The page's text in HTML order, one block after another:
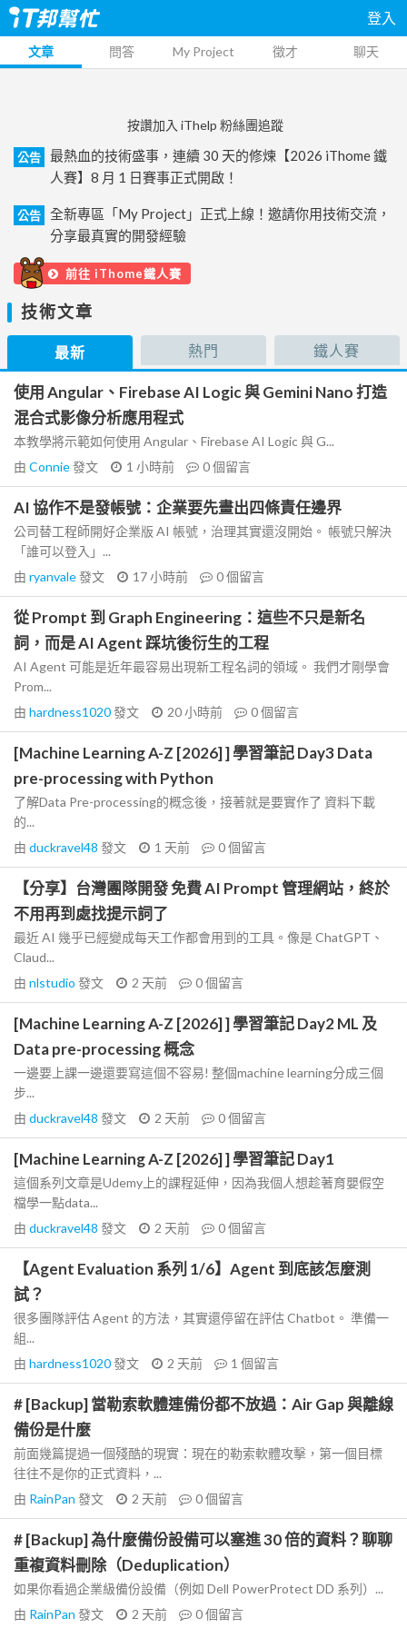
登入
文章 問答 My Project 徵才 聊天
按讚加入 iThelp 粉絲團追蹤
公告
最熱血的技術盛事，連續 30 天的修煉【2026 iThome 鐵
人賽】8 月 1 日賽事正式開啟！
公告
全新專區「My Project」正式上線！邀請你用技術交流，
分享最真實的開發經驗
前往 iThome鐵人賽
技術文章
最新 熱門 鐵人賽
使用 Angular、Firebase AI Logic 與 Gemini Nano 打造
混合式影像分析應用程式
本教學將示範如何使用 Angular、Firebase AI Logic 與 G...
由 Connie發文 1 小時前 0個留言
AI 協作不是發帳號：企業要先畫出四條責任邊界
公司替工程師開好企業版 AI 帳號，治理其實還沒開始。 帳號只解決
「誰可以登入」...
由 ryanvale發文 17 小時前 0個留言
從 Prompt 到 Graph Engineering：這些不只是新名
詞，而是 AI Agent 踩坑後衍生的工程
AI Agent 可能是近年最容易出現新工程名詞的領域。 我們才剛學會
Prom...
由 hardness1020發文 20 小時前 0個留言
[Machine Learning A-Z [2026] ] 學習筆記 Day3 Data
pre-processing with Python
了解Data Pre-processing的概念後，接著就是要實作了 資料下載
的...
由 duckravel48 發文 1 天前 0個留言
【分享】台灣團隊開發 免費 AI Prompt 管理網站，終於
不用再到處找提示詞了
最近 AI 幾乎已經變成每天工作都會用到的工具。像是 ChatGPT、
Claud...
由 nlstudio 發文 2 天前 0個留言
[Machine Learning A-Z [2026] ] 學習筆記 Day2 ML 及
Data pre-processing 概念
一邊要上課一邊還要寫這個不容易! 整個machine learning分成三個
步...
由 duckravel48 發文 2 天前 0個留言
[Machine Learning A-Z [2026] ] 學習筆記 Day1
這個系列文章是Udemy上的課程延伸，因為我個人想趁著育嬰假空
檔學一點data...
由 duckravel48 發文 2 天前 0個留言
【Agent Evaluation 系列 1/6】Agent 到底該怎麼測
試？
很多團隊評估 Agent 的方法，其實還停留在評估 Chatbot。 準備一
組...
由 hardness1020發文 2 天前 1 個留言
# [Backup] 當勒索軟體連備份都不放過：Air Gap 與離線
備份是什麼
前面幾篇提過一個殘酷的現實：現在的勒索軟體攻擊，第一個目標
往往不是你的正式資料，...
由 RainPan 發文 2 天前 0個留言
# [Backup] 為什麼備份設備可以塞進 30 倍的資料？聊聊
重複資料刪除（Deduplication）
如果你看過企業級備份設備（例如 Dell PowerProtect DD 系列）...
由 RainPan 發文 2 天前 0個留言